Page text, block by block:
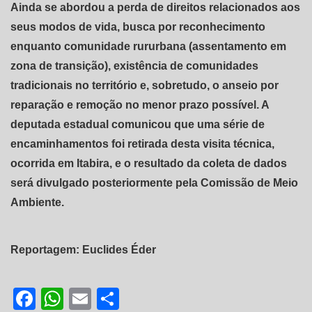
Ainda se abordou a perda de direitos relacionados aos
seus modos de vida, busca por reconhecimento
enquanto comunidade rururbana (assentamento em
zona de transição), existência de comunidades
tradicionais no território e, sobretudo, o anseio por
reparação e remoção no menor prazo possível. A
deputada estadual comunicou que uma série de
encaminhamentos foi retirada desta visita técnica,
ocorrida em Itabira, e o resultado da coleta de dados
será divulgado posteriormente pela Comissão de Meio
Ambiente.
Reportagem: Euclides Éder
Facebook
WhatsApp
Email